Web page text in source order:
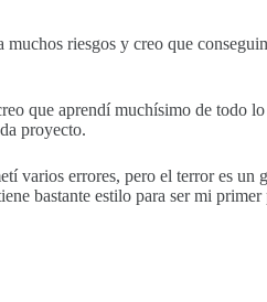
riesgos y creo que
que aprendí muchísimo de todo
proyecto.
varios errores, pero el terror es un
bastante estilo para ser mi primer